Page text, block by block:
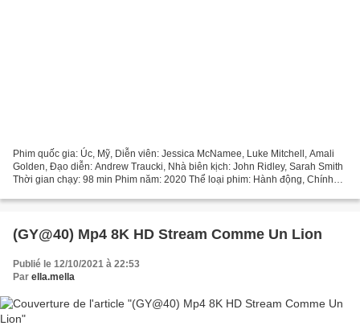
Phim quốc gia: Úc, Mỹ, Diễn viên: Jessica McNamee, Luke Mitchell, Amali
Golden, Đạo diễn: Andrew Traucki, Nhà biên kịch: John Ridley, Sarah Smith
Thời gian chạy: 98 min Phim năm: 2020 Thể loại phim: Hành động, Chính
(GY@40) Mp4 8K HD Stream Comme Un Lion
Publié le 12/10/2021 à 22:53
Par ella.mella